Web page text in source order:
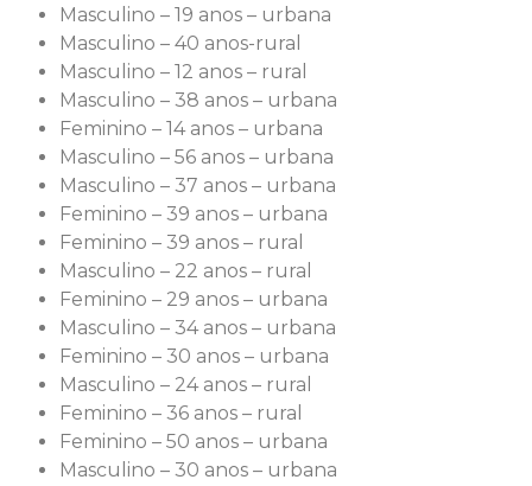
Masculino – 19 anos – urbana
Masculino – 40 anos-rural
Masculino – 12 anos – rural
Masculino – 38 anos – urbana
Feminino – 14 anos – urbana
Masculino – 56 anos – urbana
Masculino – 37 anos – urbana
Feminino – 39 anos – urbana
Feminino – 39 anos – rural
Masculino – 22 anos – rural
Feminino – 29 anos – urbana
Masculino – 34 anos – urbana
Feminino – 30 anos – urbana
Masculino – 24 anos – rural
Feminino – 36 anos – rural
Feminino – 50 anos – urbana
Masculino – 30 anos – urbana